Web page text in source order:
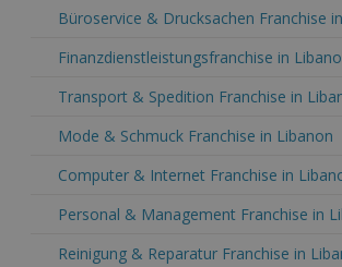
Büroservice & Drucksachen Franchise
Finanzdienstleistungsfranchise in
Transport & Spedition Franchise in
Mode & Schmuck Franchise in Libanon
Computer & Internet Franchise in
Personal & Management Franchise in
Reinigung & Reparatur Franchise in